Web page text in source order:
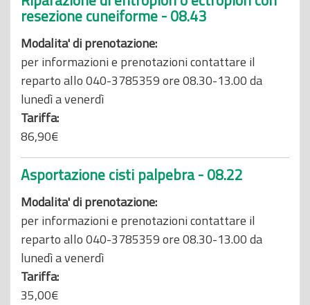
resezione cuneiforme - 08.43
Modalita' di prenotazione:
per informazioni e prenotazioni contattare il
reparto allo 040-3785359 ore 08.30-13.00 da
lunedì a venerdì
Tariffa:
86,90€
Asportazione cisti palpebra - 08.22
Modalita' di prenotazione:
per informazioni e prenotazioni contattare il
reparto allo 040-3785359 ore 08.30-13.00 da
lunedì a venerdì
Tariffa:
35,00€